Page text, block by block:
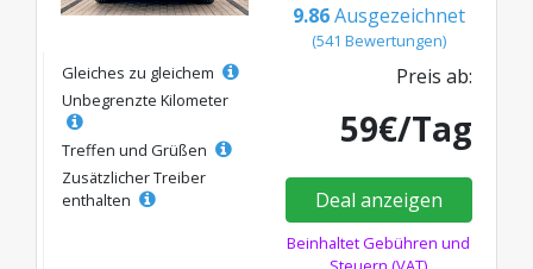
9.86 Ausgezeichnet
(541 Bewertungen)
Gleiches zu gleichem
Unbegrenzte Kilometer
Treffen und Grüßen
Zusätzlicher Treiber
enthalten
Preis ab:
59€/Tag
Deal anzeigen
Beinhaltet Gebühren und